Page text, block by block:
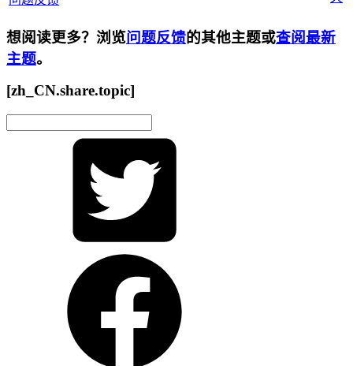
想阅读更多？浏览问题反馈的其他主题或查阅最新
主题。
[zh_CN.share.topic]